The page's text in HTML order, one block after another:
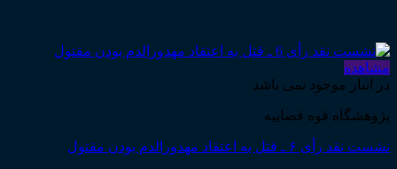
مشاهده
در انبار موجود نمی باشد
پژوهشگاه قوه قضاییه
نشست نقد رأی ۶ ـ قتل به اعتقاد مهدورالدم بودن مقتول